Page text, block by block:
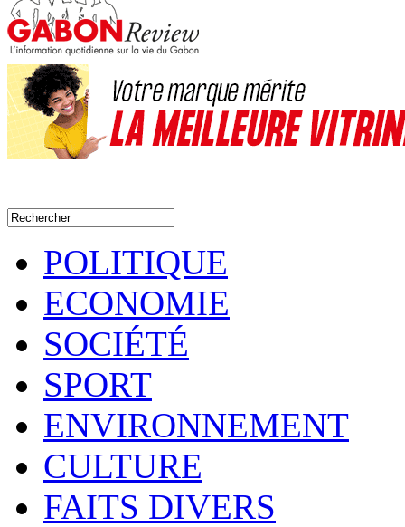
POLITIQUE
ECONOMIE
SOCIÉTÉ
SPORT
ENVIRONNEMENT
CULTURE
FAITS DIVERS